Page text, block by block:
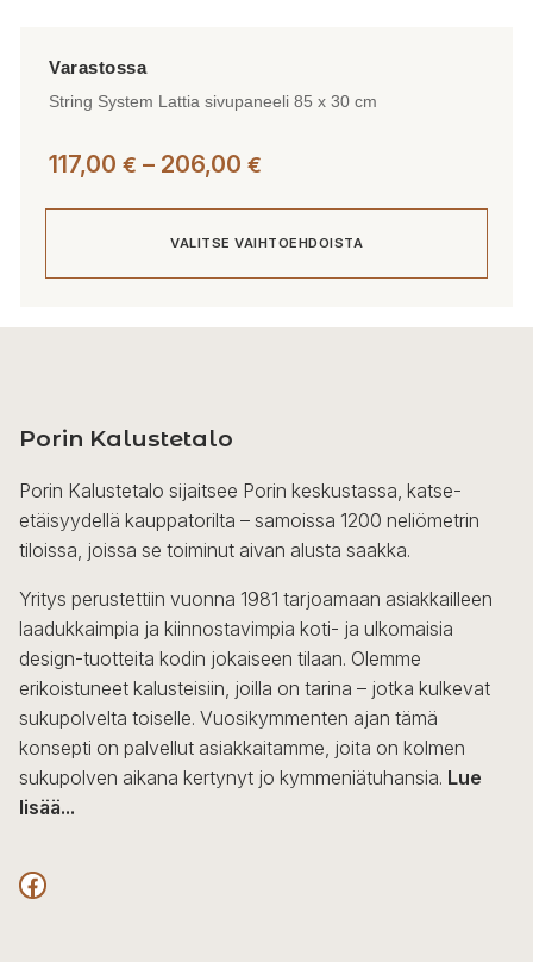
String System Lattia sivupaneeli 85 x 30 cm
117,00 € – 206,00 €
206,00 €
VALITSE VAIHTOEHDOISTA
muunnelma.
tehdä
valinnat
tuotteen
sivulla.
Porin Kalustetalo
Porin Kalustetalo sijaitsee Porin keskustassa, katse-
etäisyydellä kauppatorilta – samoissa 1200 neliömetrin
tiloissa, joissa se toiminut aivan alusta saakka.
Yritys perustettiin vuonna 1981 tarjoamaan asiakkailleen
laadukkaimpia ja kiinnostavimpia koti- ja ulkomaisia
design-tuotteita kodin jokaiseen tilaan. Olemme
erikoistuneet kalusteisiin, joilla on tarina – jotka kulkevat
sukupolvelta toiselle. Vuosikymmenten ajan tämä
konsepti on palvellut asiakkaitamme, joita on kolmen
sukupolven aikana kertynyt jo kymmeniätuhansia. Lue
lisää...
F